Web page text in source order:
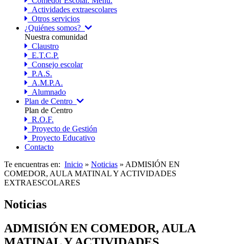
Actividades extraescolares
Otros servicios
¿Quiénes somos?
Nuestra comunidad
Claustro
E.T.C.P.
Consejo escolar
P.A.S.
A.M.P.A.
Alumnado
Plan de Centro
Plan de Centro
R.O.F.
Proyecto de Gestión
Proyecto Educativo
Contacto
Te encuentras en: Inicio » Noticias » ADMISIÓN EN
COMEDOR, AULA MATINAL Y ACTIVIDADES
EXTRAESCOLARES
Noticias
ADMISIÓN EN COMEDOR, AULA